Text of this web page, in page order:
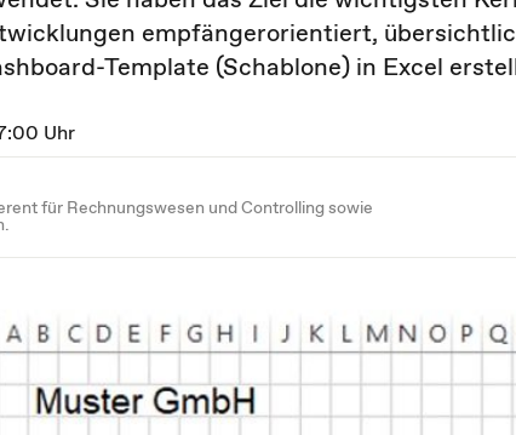
empfängerorientiert,
Template (Schablone) in Excel
Uhr
für Rechnungswesen und Controlling sowie